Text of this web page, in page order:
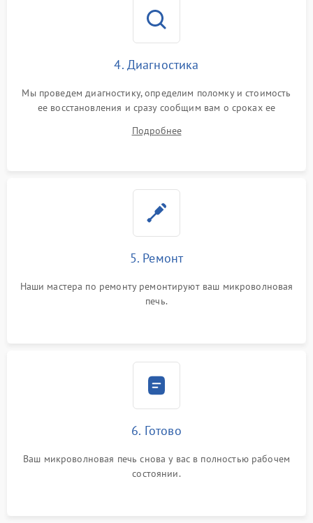
4. Диагностика
Мы проведем диагностику, определим поломку и стоимость
ее восстановления и сразу сообщим вам о сроках ее
Подробнее
5. Ремонт
Наши мастера по ремонту ремонтируют ваш микроволновая
печь.
6. Готово
Ваш микроволновая печь снова у вас в полностью рабочем
состоянии.